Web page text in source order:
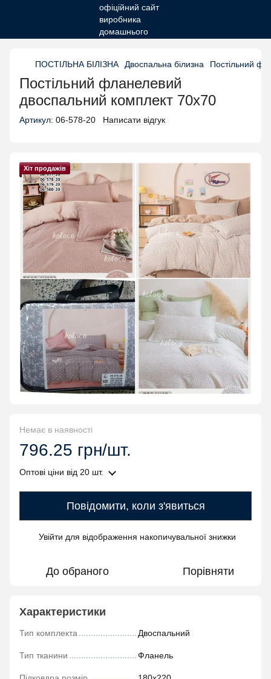
ПОСТІЛЬНА БІЛІЗНА Двоспальна білизна Постільний
Постільний фланелевий
двоспальний комплект 70х70
Артикул: 06-578-20 Написати відгук
Хіт продажів
Немає в наявності
796.25 грн/шт.
Оптові ціни від 20 шт.
Повідомити, коли з'явиться
Увійти для відображення накопичувальної знижки
До обраного Порівняти
Характеристики
Тип комплекта Двоспальний
Тип тканини Фланель